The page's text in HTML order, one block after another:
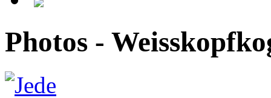
Photos -